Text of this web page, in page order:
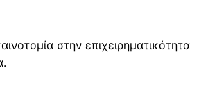
στην επιχειρηματικότητα